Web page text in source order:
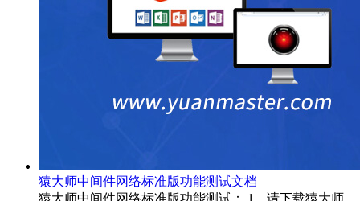
猿大师中间件网络标准版功能测试文档